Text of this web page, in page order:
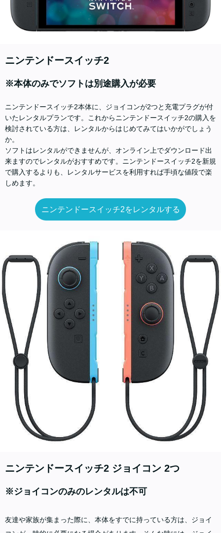
ニンテンドースイッチ2
※本体のみでソフトは別途購入が必要
ニンテンドースイッチ2本体に、ジョイコンが2つと充電プラグが付
いたレンタルプランです。これからニンテンドースイッチ2の購入を
検討されている方は、レンタルからはじめてみてはいかがでしょう
か。
ソフトはレンタルができませんが、オンライン上でダウンロード出
来ますのでレンタルがおすすめです。ニンテンドースイッチ2を新規
で購入するよりも、レンタルサービスを利用すれば手頃な値段で楽
しめます。
ニンテンドースイッチ2をレンタルする
ニンテンドースイッチ2 ジョイコン 2つ
※ジョイコンのみのレンタルは不可
友達や家族が集まった際に、本体をすでに持っている方は、ジョイ